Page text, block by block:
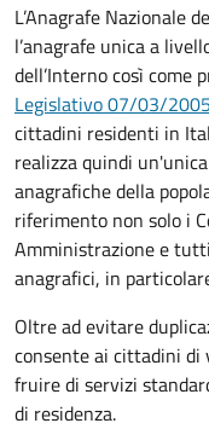
L’Anagrafe Nazionale
l’anagrafe unica a
dell’Interno così come
Legislativo 07/03/
cittadini residenti in
realizza quindi
anagrafiche della
riferimento non solo i
Amministrazione e
anagrafici, in
Oltre ad evitare
consente ai cittadini di
fruire di servizi
di residenza.